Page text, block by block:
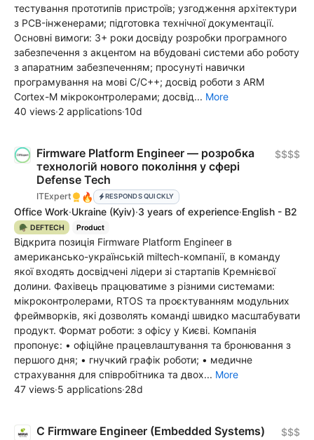
тестування прототипів пристроїв; узгодження архітектури
з PCB-інженерами; підготовка технічної документації.
Основні вимоги: 3+ роки досвіду розробки програмного
забезпечення з акцентом на вбудовані системи або роботу
з апаратним забезпеченням; просунуті навички
програмування на мові C/C++; досвід роботи з ARM
Cortex-M мікроконтролерами; досвід... More
40 views·2 applications·10d
Firmware Platform Engineer — розробка
технологій нового покоління у сфері
Defense Tech
ITExpert 🔥 RESPONDS QUICKLY
$$$$
Office Work·Ukraine (Kyiv)·3 years of experience·English - B2
🪖 DEFTECH Product
Відкрита позиція Firmware Platform Engineer в
американсько-українській miltech-компанії, в команду
якої входять досвідчені лідери зі стартапів Кремнієвої
долини. Фахівець працюватиме з різними системами:
мікроконтролерами, RTOS та проєктуванням модульних
фреймворків, які дозволять команді швидко масштабувати
продукт. Формат роботи: з офісу у Києві. Компанія
пропонує: • офіційне працевлаштування та бронювання з
першого дня; • гнучкий графік роботи; • медичне
страхування для співробітника та двох... More
47 views·5 applications·28d
C Firmware Engineer (Embedded Systems) $$$